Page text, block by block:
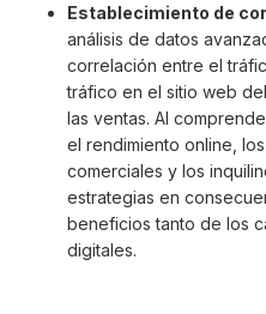
Establecimiento de
análisis de datos
correlación entre el
tráfico en el sitio web
las ventas. AI
el rendimiento online,
comerciales y los
estrategias en
beneficios tanto de los
digitales.